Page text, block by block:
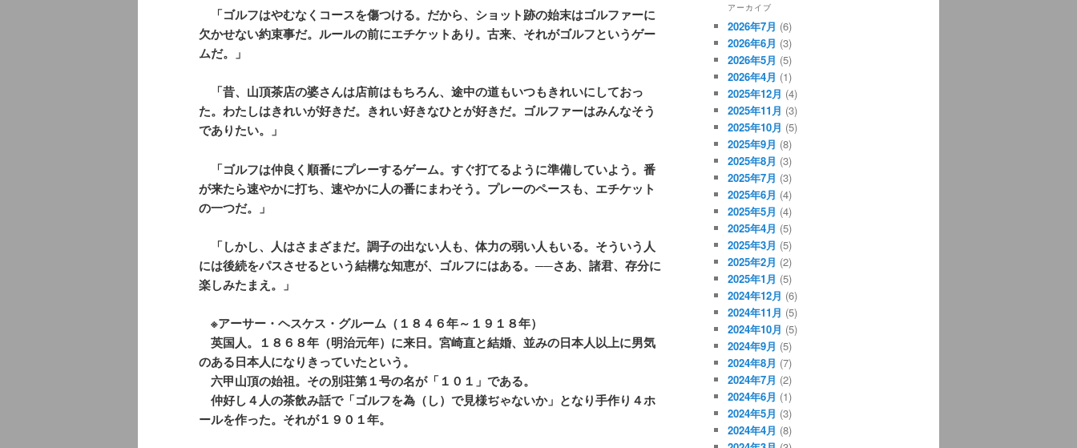
「ゴルフはやむなくコースを傷つける。だから、ショット跡の始末はゴルファーに
欠かせない約束事だ。ルールの前にエチケットあり。古来、それがゴルフというゲー
ムだ。」
「昔、山頂茶店の婆さんは店前はもちろん、途中の道もいつもきれいにしておっ
た。わたしはきれいが好きだ。きれい好きなひとが好きだ。ゴルファーはみんなそう
でありたい。」
「ゴルフは仲良く順番にプレーするゲーム。すぐ打てるように準備していよう。番
が来たら速やかに打ち、速やかに人の番にまわそう。プレーのペースも、エチケット
の一つだ。」
「しかし、人はさまざまだ。調子の出ない人も、体力の弱い人もいる。そういう人
には後続をパスさせるという結構な知恵が、ゴルフにはある。──さあ、諸君、存分に
楽しみたまえ。」
※アーサー・ヘスケス・グルーム（１８４６年～１９１８年）
英国人。１８６８年（明治元年）に来日。宮崎直と結婚、並みの日本人以上に男気
のある日本人になりきっていたという。
六甲山頂の始祖。その別荘第１号の名が「１０１」である。
仲好し４人の茶飲み話で「ゴルフを為（し）で見様ぢゃないか」となり手作り４ホ
ールを作った。それが１９０１年。
アーカイブ
2026年7月 (6)
2026年6月 (3)
2026年5月 (5)
2026年4月 (1)
2025年12月 (4)
2025年11月 (3)
2025年10月 (5)
2025年9月 (8)
2025年8月 (3)
2025年7月 (3)
2025年6月 (4)
2025年5月 (4)
2025年4月 (5)
2025年3月 (5)
2025年2月 (2)
2025年1月 (5)
2024年12月 (6)
2024年11月 (5)
2024年10月 (5)
2024年9月 (5)
2024年8月 (7)
2024年7月 (2)
2024年6月 (1)
2024年5月 (3)
2024年4月 (8)